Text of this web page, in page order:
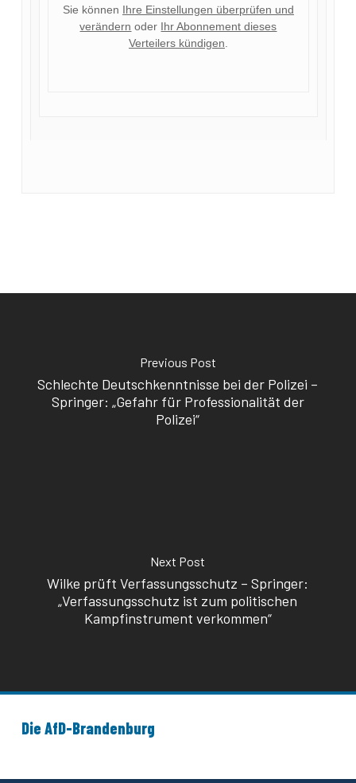
Sie können Ihre Einstellungen überprüfen und
verändern oder Ihr Abonnement dieses
Verteilers kündigen
Previous Post
Schlechte Deutschkenntnisse bei der Polizei –
Springer: „Gefahr für Professionalität der
Polizei“
Next Post
Wilke prüft Verfassungsschutz – Springer:
„Verfassungsschutz ist zum politischen
Kampfinstrument verkommen“
Die AfD-Brandenburg